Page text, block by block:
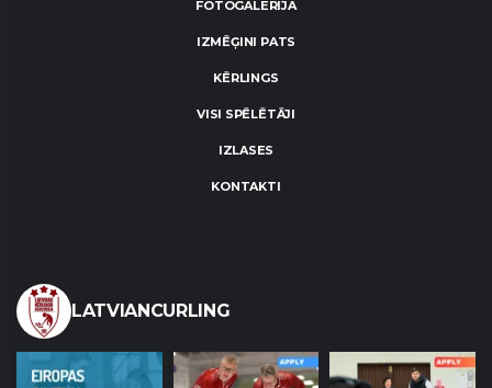
FOTOGALERIJA
IZMĒĢINI PATS
KĒRLINGS
VISI SPĒLĒTĀJI
IZLASES
KONTAKTI
LATVIANCURLING